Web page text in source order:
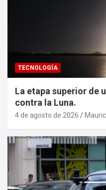
TECNOLOGÍA
La etapa superior de
contra la Luna.
4 de agosto de 2026